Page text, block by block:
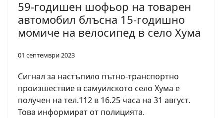
59-годишен шофьор на товарен
автомобил блъсна 15-годишно
момиче на велосипед в село Хума
01 септември 2023
Сигнал за настъпило пътно-транспортно
произшествие в самуилското село Хума е
получен на тел.112 в 16.25 часа на 31 август.
Това информират от полицията.